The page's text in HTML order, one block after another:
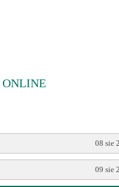
ONLINE
08 sie
09 sie